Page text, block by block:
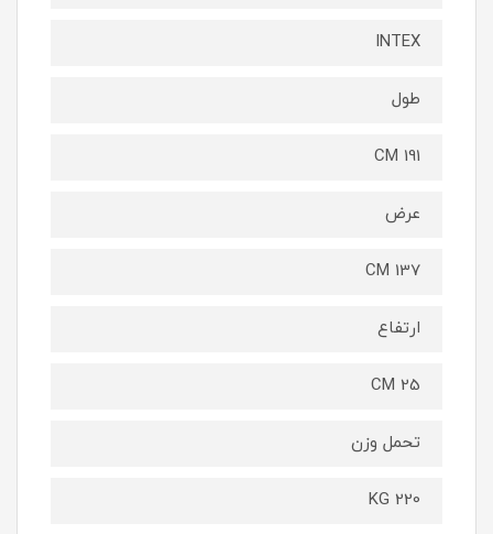
INTEX
طول
CM 191
عرض
CM 137
ارتفاع
CM 25
تحمل وزن
KG 220